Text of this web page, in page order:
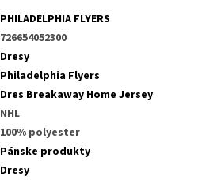
PHILADELPHIA FLYERS
726654052300
Dresy
Philadelphia Flyers
Dres Breakaway Home Jersey
NHL
100% polyester
Pánske produkty
Dresy